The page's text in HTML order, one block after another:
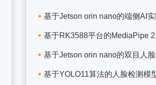
基于Jetson orin nano的端侧AI
基于RK3588平台的MediaPipe
基于Jetson orin nano的双目人
基于YOLO11算法的人脸检测模